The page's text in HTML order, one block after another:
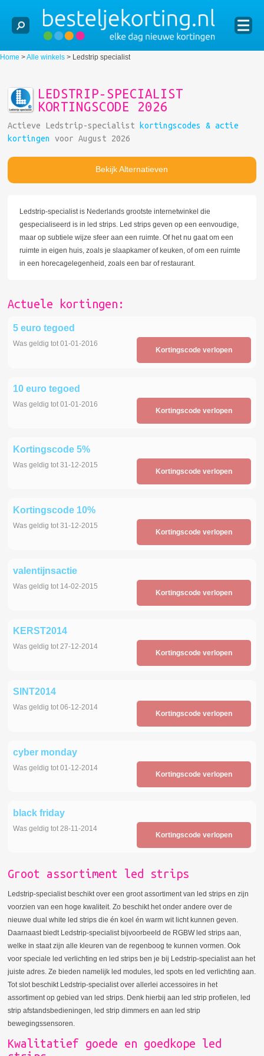
Home >Alle winkels > Ledstrip specialist
LEDSTRIP-SPECIALIST
KORTINGSCODE 2026
Actieve Ledstrip-specialist kortingscodes & actie
kortingen
voor August 2026
Bekijk Alternatieven
Ledstrip-specialist is Nederlands grootste internetwinkel die
gespecialiseerd is in led strips. Led strips geven op een eenvoudige,
maar op subtiele wijze sfeer aan een ruimte. Of het nu gaat om een
ruimte in eigen huis, zoals je slaapkamer of keuken, of om een ruimte
in een horecagelegenheid, zoals een bar of restaurant.
Actuele kortingen:
5 euro tegoed
Kortingscode verlopen
Was geldig tot 01-01-2016
10 euro tegoed
Kortingscode verlopen
Was geldig tot 01-01-2016
Kortingscode 5%
Kortingscode verlopen
Was geldig tot 31-12-2015
Kortingscode 10%
Kortingscode verlopen
Was geldig tot 31-12-2015
valentijnsactie
Kortingscode verlopen
Was geldig tot 14-02-2015
KERST2014
Kortingscode verlopen
Was geldig tot 27-12-2014
SINT2014
Kortingscode verlopen
Was geldig tot 06-12-2014
cyber monday
Kortingscode verlopen
Was geldig tot 01-12-2014
black friday
Kortingscode verlopen
Was geldig tot 28-11-2014
Groot assortiment led strips
Ledstrip-specialist beschikt over een groot assortiment van led strips en zijn
voorzien van een hoge kwaliteit. Zo beschikt het onder andere over de
nieuwe dual white led strips die én koel én warm wit licht kunnen geven.
Daarnaast biedt Ledstrip-specialist bijvoorbeeld de RGBW led strips aan,
welke in staat zijn alle kleuren van de regenboog te kunnen vormen. Ook
voor speciale led verlichting en led strips ben je bij Ledstrip-specialist aan het
juiste adres. Ze bieden namelijk led modules, led spots en led verlichting aan.
Tot slot beschikt Ledstrip-specialist over allerlei accessoires in het
assortiment op gebied van led strips. Denk hierbij aan led strip profielen, led
strip afstandsbedieningen, led strip dimmers en aan led strip
bewegingssensoren.
Kwalitatief goede en goedkope led